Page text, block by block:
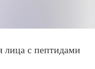
с пептидами